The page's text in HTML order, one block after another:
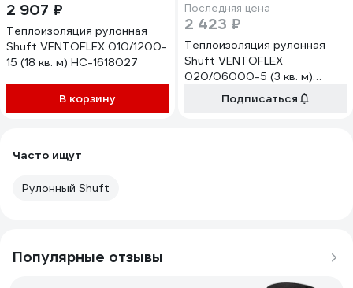
2 907 ₽
Теплоизоляция рулонная
Shuft VENTOFLEX 010/1200-
15 (18 кв. м) НС-1618027
В корзину
Последняя цена
2 423 ₽
Теплоизоляция рулонная
Shuft VENTOFLEX
020/06000-5 (3 кв. м)
НС-1618025Подписаться
Часто ищут
Рулонный Shuft
Популярные отзывы